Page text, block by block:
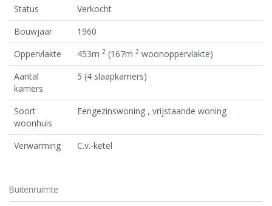
Status
Verkocht
Bouwjaar
1960
Oppervlakte
453m 2 (167m 2 woonoppervlakte)
Aantal
kamers
5 (4 slaapkamers)
Soort
woonhuis
Eengezinswoning , vrijstaande woning
Verwarming C.v.-ketel
Buitenruimte